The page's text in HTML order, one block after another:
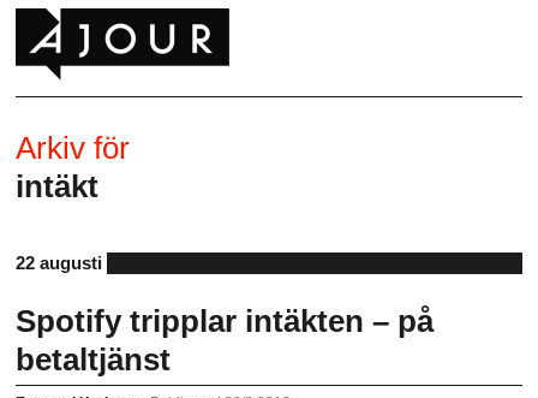
Arkiv för
intäkt
22 augusti
Spotify tripplar intäkten – på
betaltjänst